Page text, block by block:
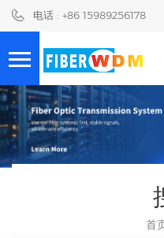
电话 : +86 15989256178
首